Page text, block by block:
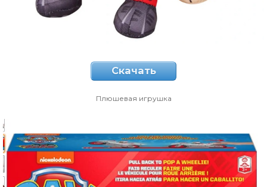
Скачать
Плюшевая игрушка